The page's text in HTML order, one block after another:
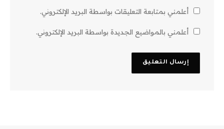
أعلمني بمتابعة التعليقات بواسطة البريد الإلكتروني.
أعلمني بالمواضيع الجديدة بواسطة البريد الإلكتروني.